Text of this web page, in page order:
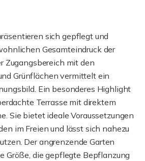
sich gepflegt und
Gesamteindruck der
Zugangsbereich mit den
Grünflächen vermittelt ein
Ein besonderes Highlight
Terrasse mit direktem
Sie bietet ideale Voraussetzungen
im Freien und lässt sich nahezu
Der angrenzende Garten
Größe, die gepflegte Bepflanzung